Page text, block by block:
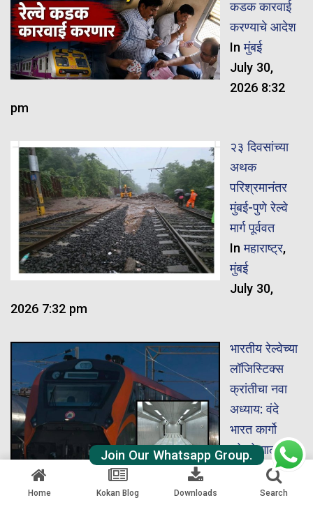
कडक कारवाई
करण्याचे आदेश
Inमुंबई
July 30,
2026 8:32
pm
२३ दिवसांच्या
अथक
परिश्रमानंतर
मुंबई-पुणे रेल्वे
मार्ग पूर्ववत
Inमहाराष्ट्र,
मुंबई
July 30,
2026 7:32 pm
भारतीय रेल्वेच्या
लॉजिस्टिक्स
क्रांतीचा नवा
अध्याय: वंदे
भारत कार्गो
ट्रेनने गाठला
विक्रमी वेग
,
Home Kokan Blog Downloads Search
Join Our Whatsapp Group.